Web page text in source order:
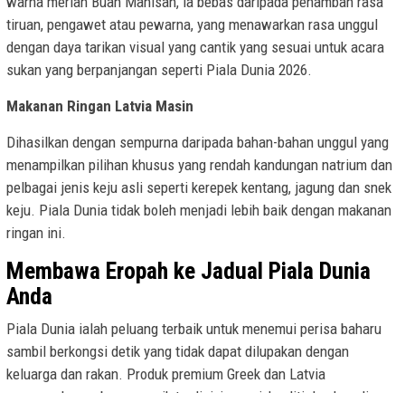
tiruan, pengawet atau pewarna, yang menawarkan rasa unggul
dengan daya tarikan visual yang cantik yang sesuai untuk acara
sukan yang berpanjangan seperti Piala Dunia 2026.
Makanan Ringan Latvia Masin
Dihasilkan dengan sempurna daripada bahan-bahan unggul yang
menampilkan pilihan khusus yang rendah kandungan natrium dan
pelbagai jenis keju asli seperti kerepek kentang, jagung dan snek
keju. Piala Dunia tidak boleh menjadi lebih baik dengan makanan
ringan ini.
Membawa Eropah ke Jadual Piala Dunia
Anda
Piala Dunia ialah peluang terbaik untuk menemui perisa baharu
sambil berkongsi detik yang tidak dapat dilupakan dengan
keluarga dan rakan. Produk premium Greek dan Latvia